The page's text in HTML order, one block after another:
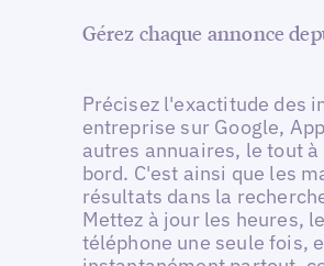
Gérez chaque annonce
Précisez l'exactitude des
entreprise sur Google,
autres annuaires, le tout
bord. C'est ainsi que les
résultats dans la
Mettez à jour les heures,
téléphone une seule fois,